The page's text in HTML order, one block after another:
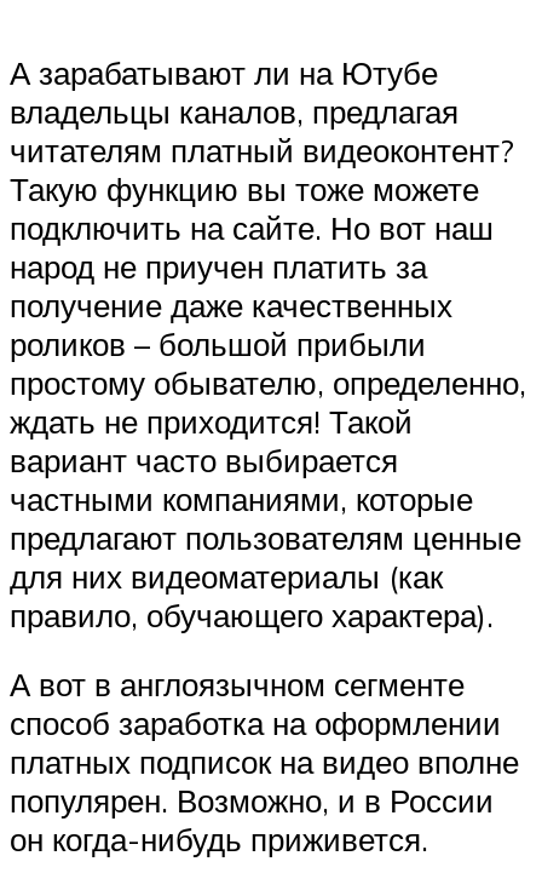
А зарабатывают ли на Ютубе
владельцы каналов, предлагая
читателям платный видеоконтент?
Такую функцию вы тоже можете
подключить на сайте. Но вот наш
народ не приучен платить за
получение даже качественных
роликов – большой прибыли
простому обывателю, определенно,
ждать не приходится! Такой
вариант часто выбирается
частными компаниями, которые
предлагают пользователям ценные
для них видеоматериалы (как
правило, обучающего характера).
А вот в англоязычном сегменте
способ заработка на оформлении
платных подписок на видео вполне
популярен. Возможно, и в России
он когда-нибудь приживется.